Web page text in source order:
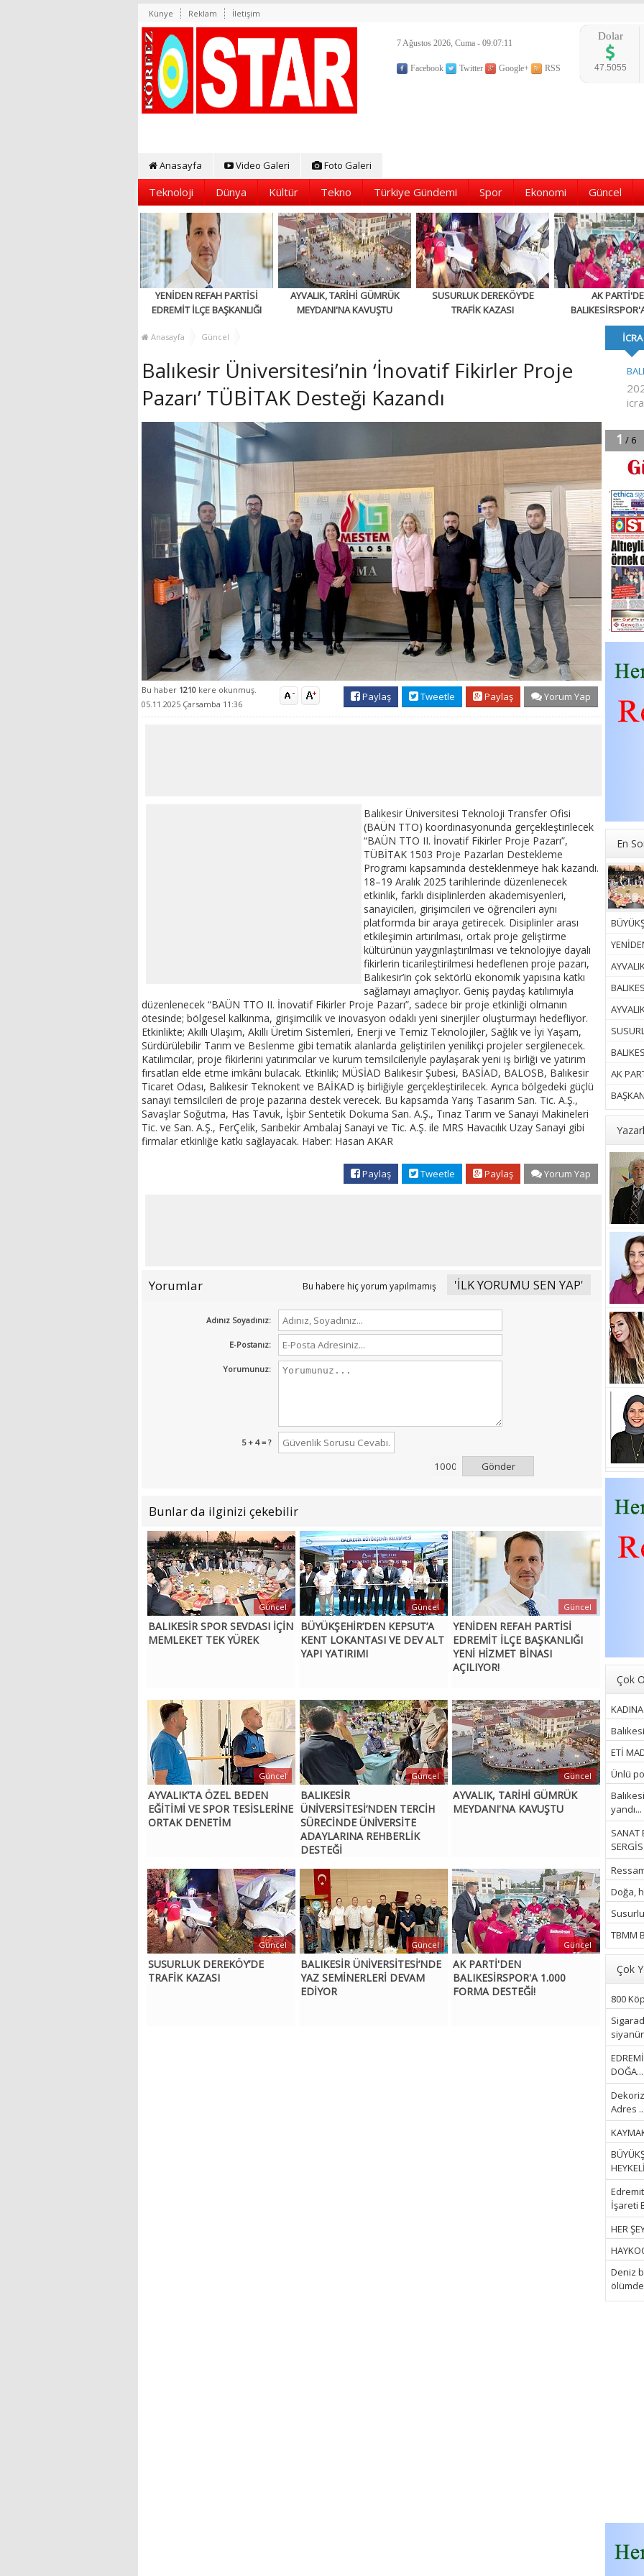
Künye Reklam İletişim
7 Ağustos 2026, Cuma - 09:07:12
Facebook Twitter Google+ RSS
Dolar
47.5055
Anasayfa Video Galeri Foto Galeri
Teknoloji Dünya Kültür Tekno Türkiye Gündemi Spor Ekonomi Güncel
YENİDEN REFAH PARTİSİ
EDREMİT İLÇE BAŞKANLIĞI
AÇILIYOR!
AYVALIK, TARİHİ GÜMRÜK
MEYDANI'NA KAVUŞTU
SUSURLUK DEREKÖY’DE
TRAFİK KAZASI
AK
FORMA
En
AK
Çok
ETİ
Ünlü
yandı...
SANAT
Doğa,
TBMM
Çok
800
DOĞA...
Adres ...
İşareti
HER
Deniz
Anasayfa Güncel
Balıkesir Üniversitesi’nin ‘İnovatif Fikirler Proje
Pazarı’ TÜBİTAK Desteği Kazandı
Bu haber 1210 kere okunmuş.
05.11.2025 Çarsamba 11:36
Paylaş Tweetle Paylaş Yorum Yap
Balıkesir Üniversitesi Teknoloji Transfer Ofisi
(BAÜN TTO) koordinasyonunda gerçekleştirilecek
“BAÜN TTO II. İnovatif Fikirler Proje Pazarı”,
TÜBİTAK 1503 Proje Pazarları Destekleme
Programı kapsamında desteklenmeye hak kazandı.
18–19 Aralık 2025 tarihlerinde düzenlenecek
etkinlik, farklı disiplinlerden akademisyenleri,
sanayicileri, girişimcileri ve öğrencileri aynı
platformda bir araya getirecek. Disiplinler arası
etkileşimin artırılması, ortak proje geliştirme
kültürünün yaygınlaştırılması ve teknolojiye dayalı
fikirlerin ticarileştirilmesi hedeflenen proje pazarı,
Balıkesir’in çok sektörlü ekonomik yapısına katkı
sağlamayı amaçlıyor. Geniş paydaş katılımıyla
düzenlenecek “BAÜN TTO II. İnovatif Fikirler Proje Pazarı”, sadece bir proje etkinliği olmanın
ötesinde; bölgesel kalkınma, girişimcilik ve inovasyon odaklı yeni sinerjiler oluşturmayı hedefliyor.
Etkinlikte; Akıllı Ulaşım, Akıllı Üretim Sistemleri, Enerji ve Temiz Teknolojiler, Sağlık ve İyi Yaşam,
Sürdürülebilir Tarım ve Beslenme gibi tematik alanlarda geliştirilen yenilikçi projeler sergilenecek.
Katılımcılar, proje fikirlerini yatırımcılar ve kurum temsilcileriyle paylaşarak yeni iş birliği ve yatırım
fırsatları elde etme imkânı bulacak. Etkinlik; MÜSİAD Balıkesir Şubesi, BASİAD, BALOSB, Balıkesir
Ticaret Odası, Balıkesir Teknokent ve BAİKAD iş birliğiyle gerçekleştirilecek. Ayrıca bölgedeki güçlü
sanayi temsilcileri de proje pazarına destek verecek. Bu kapsamda Yarış Tasarım San. Tic. A.Ş.,
Savaşlar Soğutma, Has Tavuk, İşbir Sentetik Dokuma San. A.Ş., Tınaz Tarım ve Sanayi Makineleri
Tic. ve San. A.Ş., FerÇelik, Sarıbekir Ambalaj Sanayi ve Tic. A.Ş. ile MRS Havacılık Uzay Sanayi gibi
firmalar etkinliğe katkı sağlayacak. Haber: Hasan AKAR
Paylaş Tweetle Paylaş Yorum Yap
Yorumlar Bu habere hiç yorum yapılmamış 'İLK YORUMU SEN YAP'
Adınız Soyadınız:
E-Postanız:
Yorumunuz:
5 + 4 = ?
Gönder
Bunlar da ilginizi çekebilir
BALIKESİR SPOR SEVDASI İÇİN
MEMLEKET TEK YÜREK
Güncel
BÜYÜKŞEHİR’DEN KEPSUT’A
KENT LOKANTASI VE DEV ALT
YAPI YATIRIMI
Güncel
YENİDEN REFAH PARTİSİ
EDREMİT İLÇE BAŞKANLIĞI
YENİ HİZMET BİNASI
AÇILIYOR!
Güncel
AYVALIK’TA ÖZEL BEDEN
EĞİTİMİ VE SPOR TESİSLERİNE
ORTAK DENETİM
Güncel
BALIKESİR
ÜNİVERSİTESİ’NDEN TERCİH
SÜRECİNDE ÜNİVERSİTE
ADAYLARINA REHBERLİK
DESTEĞİ
Güncel
AYVALIK, TARİHİ GÜMRÜK
MEYDANI'NA KAVUŞTU
Güncel
SUSURLUK DEREKÖY’DE
TRAFİK KAZASI
Güncel
BALIKESİR ÜNİVERSİTESİ’NDE
YAZ SEMİNERLERİ DEVAM
EDİYOR
Güncel
AK PARTİ'DEN
BALIKESİRSPOR'A 1.000
FORMA DESTEĞİ!
Güncel